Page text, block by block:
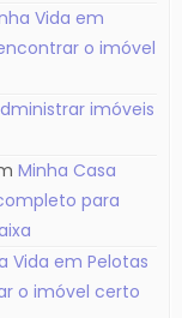
Vida em
o imóvel
imóveis
Minha Casa
para
Vida em Pelotas
o imóvel certo